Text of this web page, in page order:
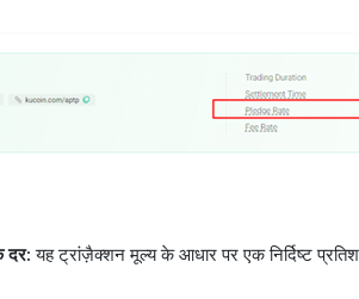
दर: यह ट्रांज़ैक्शन मूल्य के आधार पर एक निर्दिष्ट